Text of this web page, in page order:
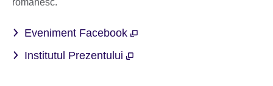
românesc.
Eveniment Facebook
Institutul Prezentului